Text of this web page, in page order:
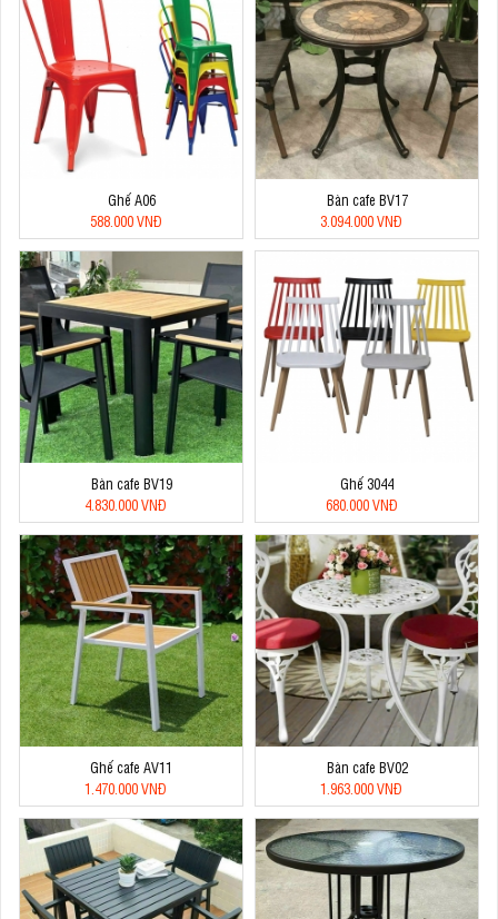
Ghế A06
588.000 VNĐ
Bàn cafe BV17
3.094.000 VNĐ
Bàn cafe BV19
4.830.000 VNĐ
Ghế 3044
680.000 VNĐ
Ghế cafe AV11
1.470.000 VNĐ
Bàn cafe BV02
1.963.000 VNĐ